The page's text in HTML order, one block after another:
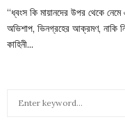
“ধ্বংস কি মায়ানদের উপর থেকে
অভিশাপ, ভিনগ্রহের আক্রমণ, নাকি
কাহিনী...